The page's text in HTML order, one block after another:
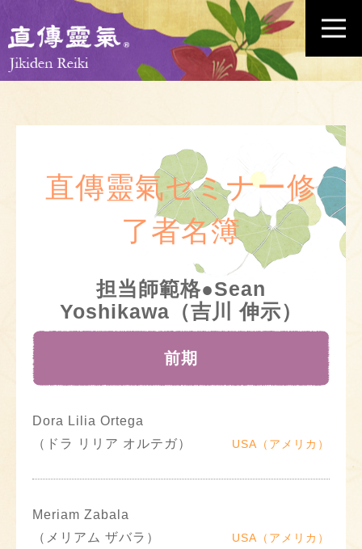
直傳靈氣セミナー修
了者名簿
担当師範格●Sean
Yoshikawa（吉川 伸示）
前期
Dora Lilia Ortega
（ドラ リリア オルテガ）
USA（アメリカ）
Meriam Zabala
（メリアム ザバラ）
USA（アメリカ）